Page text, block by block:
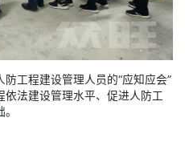
工程建设管理人员的“应知应会”
法建设管理水平、促进人防工